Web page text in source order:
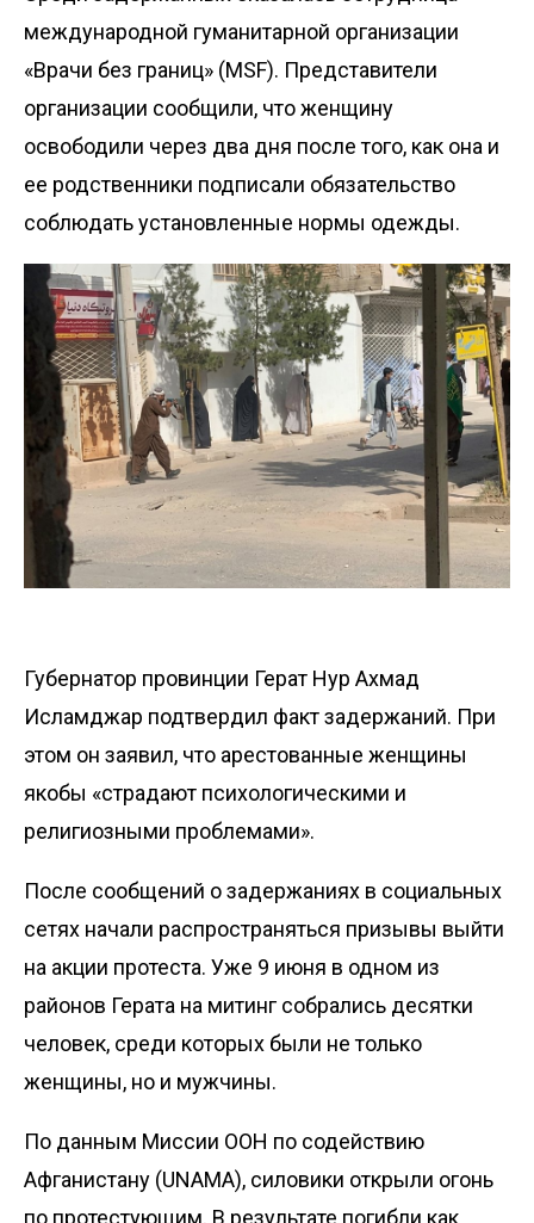
международной гуманитарной организации
«Врачи без границ» (MSF). Представители
организации сообщили, что женщину
освободили через два дня после того, как она и
ее родственники подписали обязательство
соблюдать установленные нормы одежды.
Губернатор провинции Герат Нур Ахмад
Исламджар подтвердил факт задержаний. При
этом он заявил, что арестованные женщины
якобы «страдают психологическими и
религиозными проблемами».
После сообщений о задержаниях в социальных
сетях начали распространяться призывы выйти
на акции протеста. Уже 9 июня в одном из
районов Герата на митинг собрались десятки
человек, среди которых были не только
женщины, но и мужчины.
По данным Миссии ООН по содействию
Афганистану (UNAMA), силовики открыли огонь
по протестующим. В результате погибли как